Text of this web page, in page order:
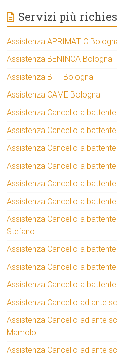
Servizi più
Assistenza APRIMATIC
Assistenza BENINCA Bologna
Assistenza BFT Bologna
Assistenza CAME Bologna
Assistenza Cancello a
Assistenza Cancello a
Assistenza Cancello a
Assistenza Cancello a
Assistenza Cancello a
Assistenza Cancello a
Assistenza Cancello a
Stefano
Assistenza Cancello a
Assistenza Cancello a
Assistenza Cancello a
Assistenza Cancello ad ante
Assistenza Cancello ad ante
Mamolo
Assistenza Cancello ad ante